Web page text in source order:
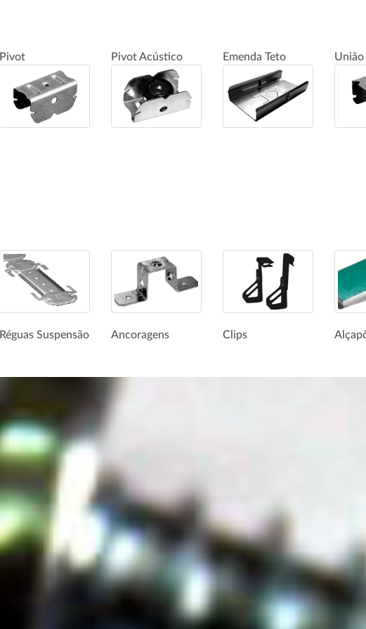
Pivot Pivot Acústico Emenda Teto União
Réguas Suspensão Ancoragens Clips